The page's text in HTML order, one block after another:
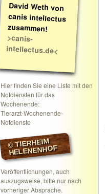
zusammen!
>canis-
intellectus.de<
Hier finden Sie eine Liste mit den
Notdiensten für das
Wochenende:
Tierarzt-Wochenende-
Notdienste
© TIERHEIM
HELENENHOF
Veröffentlichungen, auch
auszugsweise, bitte nur nach
vorheriger Absprache.